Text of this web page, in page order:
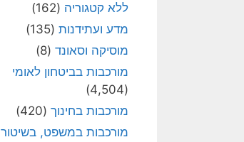
ללא קטגוריה (162)
מדע ועתידנות (135)
מוסיקה וסאונד (8)
מורכבות בביטחון לאומי
(4,504)
מורכבות בחינוך (420)
מורכבות במשפט, בשיטור